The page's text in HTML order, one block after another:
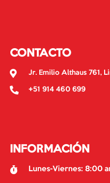
CONTACTO
Jr. Emilio Althaus 761,
+51 914 460 699
INFORMACIÓN
Lunes-Viernes: 8:00